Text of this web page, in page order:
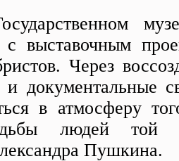
с выставочным
Через
документальные
в атмосферу
людей той
Пушкина.